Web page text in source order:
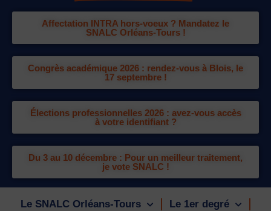
Affectation INTRA hors-voeux ? Mandatez le
SNALC Orléans-Tours !
Congrès académique 2026 : rendez-vous à Blois, le
17 septembre !
Élections professionnelles 2026 : avez-vous accès
à votre identifiant ?
Du 3 au 10 décembre : Pour un meilleur traitement,
je vote SNALC !
Le SNALC Orléans-Tours Le 1er degré